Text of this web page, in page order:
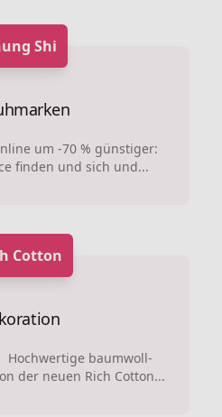
Shi
um -70 % günstiger:
finden und sich und...
Cotton
Hochwertige baumwoll-
der neuen Rich Cotton...